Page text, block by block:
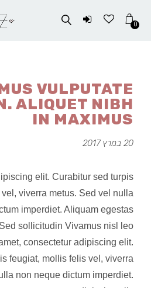
0
VULPUTATE
ALIQUET NIBH
IN MAXIMUS
20 במרץ 2017
elit. Curabitur sed turpis
viverra metus. Sed vel nulla
imperdiet. Aliquam egestas
sollicitudin Vivamus nisl leo
consectetur adipiscing elit.
feugiat, mollis felis vel, viverra
non neque dictum imperdiet.